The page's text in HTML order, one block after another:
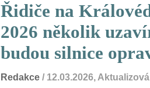
Řidiče na
2026 několik
budou silnice
Redakce / 12.03.2026,